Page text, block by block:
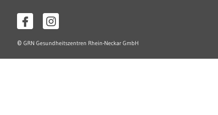
© GRN Gesundheitszentren Rhein-Neckar GmbH